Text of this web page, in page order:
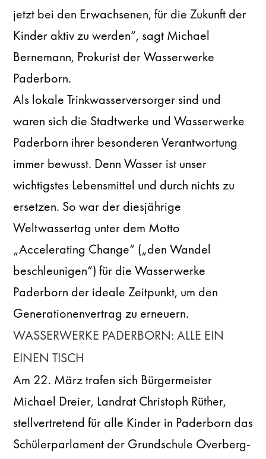
jetzt bei den Erwachsenen, für die Zukunft der
Kinder aktiv zu werden“, sagt Michael
Bernemann, Prokurist der Wasserwerke
Paderborn.
Als lokale Trinkwasserversorger sind und
waren sich die Stadtwerke und Wasserwerke
Paderborn ihrer besonderen Verantwortung
immer bewusst. Denn Wasser ist unser
wichtigstes Lebensmittel und durch nichts zu
ersetzen. So war der diesjährige
Weltwassertag unter dem Motto
„Accelerating Change“ („den Wandel
beschleunigen“) für die Wasserwerke
Paderborn der ideale Zeitpunkt, um den
Generationenvertrag zu erneuern.
WASSERWERKE PADERBORN: ALLE EIN
EINEN TISCH
Am 22. März trafen sich Bürgermeister
Michael Dreier, Landrat Christoph Rüther,
stellvertretend für alle Kinder in Paderborn das
Schülerparlament der Grundschule Overberg-